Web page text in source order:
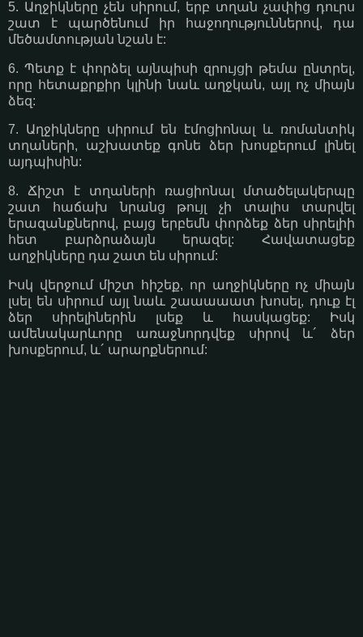
5. Աղջիկները չեն սիրում, երբ տղան չափից դուրս
շատ է պարծենում իր հաջողություններով, դա
մեծամտության նշան է:
6. Պետք է փորձել այնպիսի զրույցի թեմա ընտրել,
որը հետաքրքիր կլինի նաև աղջկան, այլ ոչ միայն
ձեզ:
7. Աղջիկները սիրում են էմոցիոնալ և ռոմանտիկ
տղաների, աշխատեք գոնե ձեր խոսքերում լինել
այդպիսին:
8. Ճիշտ է տղաների ռացիոնալ մտածելակերպը
շատ հաճախ նրանց թույլ չի տալիս տարվել
երազանքներով, բայց երբեմն փորձեք ձեր սիրելիի
հետ բարձրաձայն երազել: Հավատացեք
աղջիկները դա շատ են սիրում:
Իսկ վերջում միշտ հիշեք, որ աղջիկները ոչ միայն
լսել են սիրում այլ նաև շաաաաատ խոսել, դուք էլ
ձեր սիրելիներին լսեք և հասկացեք: Իսկ
ամենակարևորը առաջնորդվեք սիրով և´ ձեր
խոսքերում, և´ արարքներում: